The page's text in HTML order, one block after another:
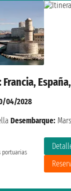
portuarias
04/2028
Desembarque: